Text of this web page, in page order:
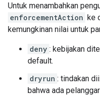
Untuk menambahkan
enforcementAction ke
kemungkinan nilai untuk
deny : kebijakan
default.
dryrun : tindakan
bahwa ada